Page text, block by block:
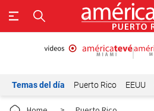
Temas del día Puerto Rico EEUU